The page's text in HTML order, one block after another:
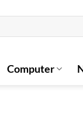
Computer